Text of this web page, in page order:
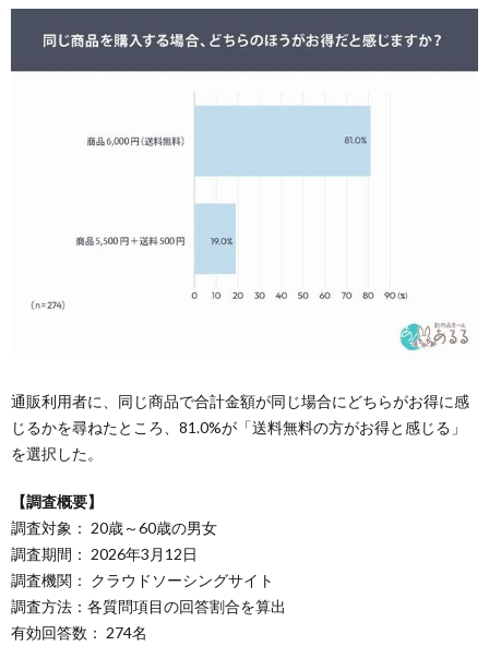
通販利用者に、同じ商品で合計金額が同じ場合にどちらがお得に感
じるかを尋ねたところ、81.0%が「送料無料の方がお得と感じる」
を選択した。
【調査概要】
調査対象： 20歳～60歳の男女
調査期間： 2026年3月12日
調査機関： クラウドソーシングサイト
調査方法：各質問項目の回答割合を算出
有効回答数： 274名